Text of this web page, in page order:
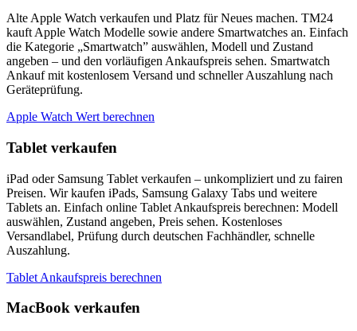
Alte Apple Watch verkaufen und Platz für Neues machen. TM24
kauft Apple Watch Modelle sowie andere Smartwatches an. Einfach
die Kategorie „Smartwatch” auswählen, Modell und Zustand
angeben – und den vorläufigen Ankaufspreis sehen. Smartwatch
Ankauf mit kostenlosem Versand und schneller Auszahlung nach
Geräteprüfung.
Apple Watch Wert berechnen
Tablet verkaufen
iPad oder Samsung Tablet verkaufen – unkompliziert und zu fairen
Preisen. Wir kaufen iPads, Samsung Galaxy Tabs und weitere
Tablets an. Einfach online Tablet Ankaufspreis berechnen: Modell
auswählen, Zustand angeben, Preis sehen. Kostenloses
Versandlabel, Prüfung durch deutschen Fachhändler, schnelle
Auszahlung.
Tablet Ankaufspreis berechnen
MacBook verkaufen